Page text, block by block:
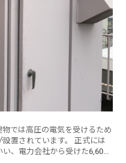
では高圧の電気を受けるため
置されています。 正式には
い、電力会社から受けた6,600